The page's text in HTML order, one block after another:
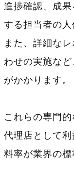
進捗確認、成
する担当者の人
また、詳細な
わせの実施な
がかかります。
これらの専門
代理店として利
料率が業界の標